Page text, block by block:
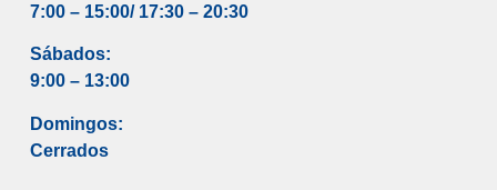
7:00 – 15:00/ 17:30 – 20:30
Sábados:
9:00 – 13:00
Domingos:
Cerrados